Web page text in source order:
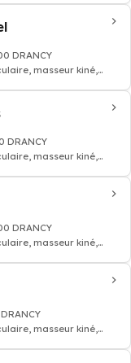
DRANCY
masseur kiné,
DRANCY
masseur kiné,
DRANCY
masseur kiné,
masseur kiné,